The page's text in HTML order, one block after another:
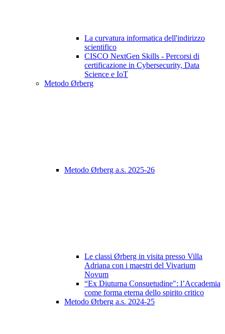
La curvatura informatica dell'indirizzo
scientifico
CISCO NextGen Skills - Percorsi di
certificazione in Cybersecurity, Data
Science e IoT
Metodo Ørberg
Metodo Ørberg a.s. 2025-26
Le classi Ørberg in visita presso Villa
Adriana con i maestri del Vivarium
Novum
“Ex Diuturna Consuetudine": l’Accademia
come forma eterna dello spirito critico
Metodo Ørberg a.s. 2024-25